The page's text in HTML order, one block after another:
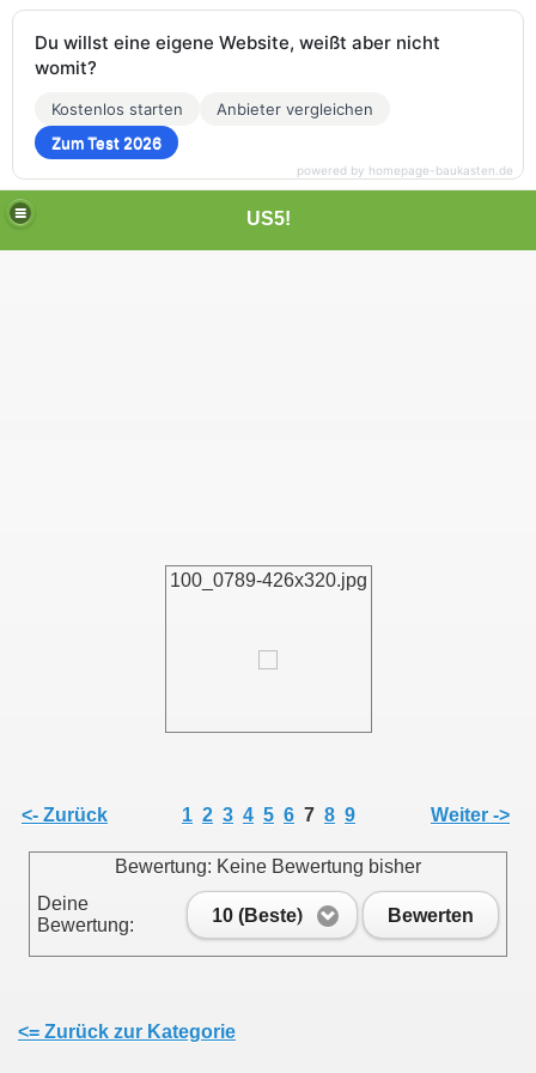
US5!
100_0789-426x320.jpg
<- Zurück 1 2 3 4 5 6 7 8 9 Weiter ->
Bewertung: Keine Bewertung bisher
Deine
Bewertung:
10 (Beste) Bewerten
<= Zurück zur Kategorie
Du willst eine eigene Website, weißt aber nicht
womit?
Kostenlos starten
Anbieter vergleichen
Zum Test 2026
powered by homepage-baukasten.de